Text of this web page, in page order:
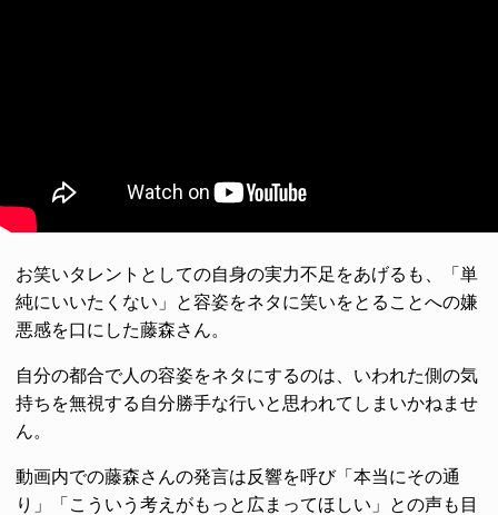
お笑いタレントとしての自身の実力不足をあげるも、「単
純にいいたくない」と容姿をネタに笑いをとることへの嫌
悪感を口にした藤森さん。
自分の都合で人の容姿をネタにするのは、いわれた側の気
持ちを無視する自分勝手な行いと思われてしまいかねませ
ん。
動画内での藤森さんの発言は反響を呼び「本当にその通
り」「こういう考えがもっと広まってほしい」との声も目